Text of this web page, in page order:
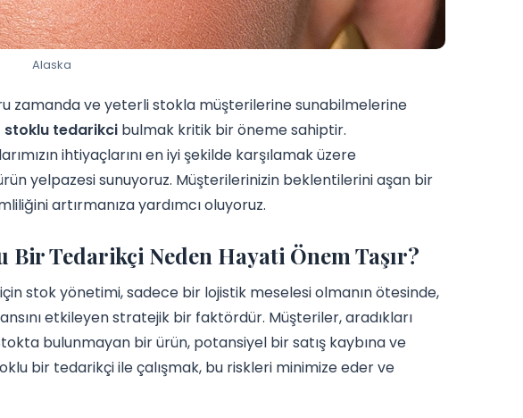
Alaska
zamanda ve yeterli stokla müşterilerine sunabilmelerine
stoklu tedarikci bulmak kritik bir öneme sahiptir.
ihtiyaçlarını en iyi şekilde karşılamak üzere
yelpazesi sunuyoruz. Müşterilerinizin beklentilerini aşan bir
artırmanıza yardımcı oluyoruz.
Tedarikçi Neden Hayati Önem Taşır?
stok yönetimi, sadece bir lojistik meselesi olmanın ötesinde,
etkileyen stratejik bir faktördür. Müşteriler, aradıkları
bulunmayan bir ürün, potansiyel bir satış kaybına ve
bir tedarikçi ile çalışmak, bu riskleri minimize eder ve